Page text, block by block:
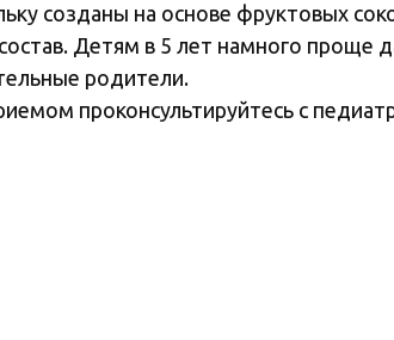
созданы на основе фруктовых
Детям в 5 лет намного проще
родители.
проконсультируйтесь с